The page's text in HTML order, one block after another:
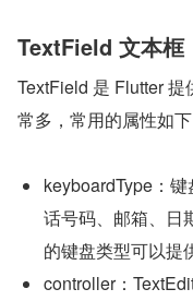
TextField 文本框
TextField 是 Flutter
常多，常用的属性如下
keyboardType：
话号码、邮箱、日
的键盘类型可以提
controller：